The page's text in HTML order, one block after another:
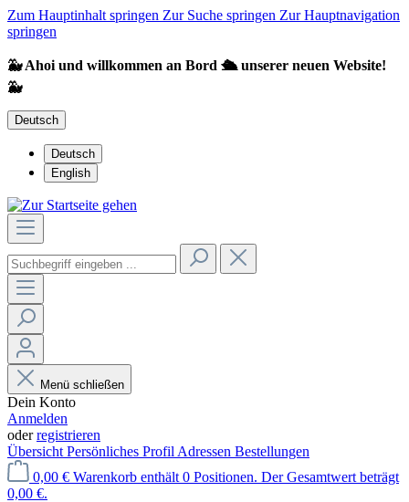
Zum Hauptinhalt springen Zur Suche springen Zur Hauptnavigation
springen
🐳 Ahoi und willkommen an Bord 🛳️ unserer neuen Website!
🐳
Deutsch
Deutsch
English
Menü schließen
Dein Konto
Anmelden
oderregistrieren
Übersicht Persönliches Profil Adressen Bestellungen
0,00 € Warenkorb enthält 0 Positionen. Der Gesamtwert beträgt
0,00 €.